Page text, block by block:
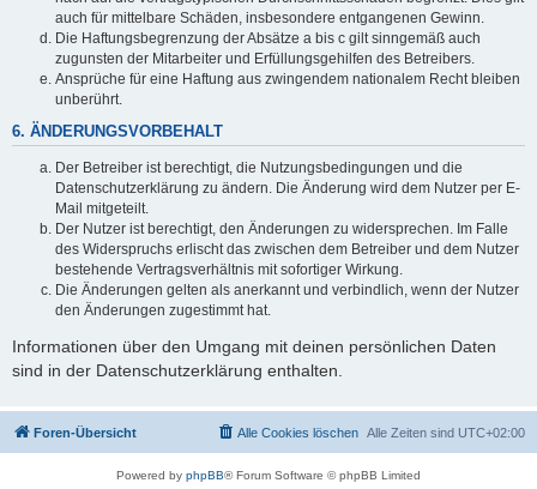
auch für mittelbare Schäden, insbesondere entgangenen Gewinn.
Die Haftungsbegrenzung der Absätze a bis c gilt sinngemäß auch
zugunsten der Mitarbeiter und Erfüllungsgehilfen des Betreibers.
Ansprüche für eine Haftung aus zwingendem nationalem Recht bleiben
unberührt.
6. ÄNDERUNGSVORBEHALT
Der Betreiber ist berechtigt, die Nutzungsbedingungen und die
Datenschutzerklärung zu ändern. Die Änderung wird dem Nutzer per E-
Mail mitgeteilt.
Der Nutzer ist berechtigt, den Änderungen zu widersprechen. Im Falle
des Widerspruchs erlischt das zwischen dem Betreiber und dem Nutzer
bestehende Vertragsverhältnis mit sofortiger Wirkung.
Die Änderungen gelten als anerkannt und verbindlich, wenn der Nutzer
den Änderungen zugestimmt hat.
Informationen über den Umgang mit deinen persönlichen Daten
sind in der Datenschutzerklärung enthalten.
Foren-Übersicht Alle Zeiten sind UTC+02:00
Alle Cookies löschen
Powered by phpBB® Forum Software © phpBB Limited